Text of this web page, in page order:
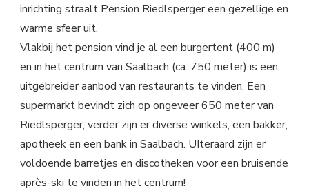
inrichting straalt Pension Riedlsperger een gezellige en
warme sfeer uit.
Vlakbij het pension vind je al een burgertent (400 m)
en in het centrum van Saalbach (ca. 750 meter) is een
uitgebreider aanbod van restaurants te vinden. Een
supermarkt bevindt zich op ongeveer 650 meter van
Riedlsperger, verder zijn er diverse winkels, een bakker,
apotheek en een bank in Saalbach. UIteraard zijn er
voldoende barretjes en discotheken voor een bruisende
après-ski te vinden in het centrum!